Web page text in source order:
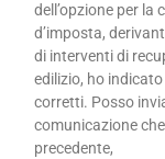
dell’opzione per la
d’imposta,
di interventi di
edilizio, ho
corretti. Posso
comunicazione
precedente,